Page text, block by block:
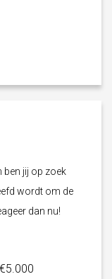
ben jij op zoek
wordt om de
dan nu!